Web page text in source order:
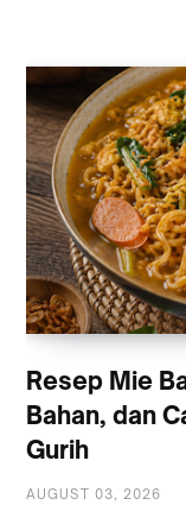
Resep Mie
Bahan, dan
Gurih
AUGUST 03, 2026